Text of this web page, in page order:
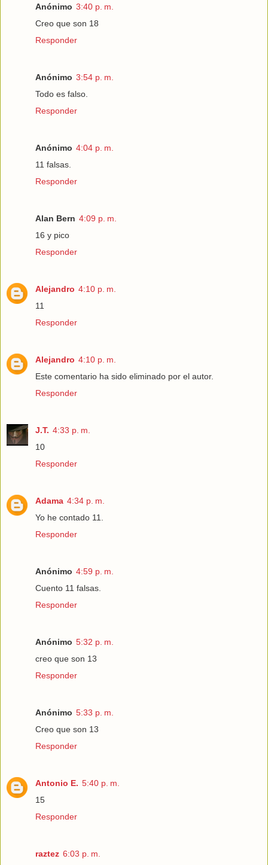
Anónimo 3:40 p. m.
Creo que son 18
Responder
Anónimo 3:54 p. m.
Todo es falso.
Responder
Anónimo 4:04 p. m.
11 falsas.
Responder
Alan Bern 4:09 p. m.
16 y pico
Responder
Alejandro 4:10 p. m.
11
Responder
Alejandro 4:10 p. m.
Este comentario ha sido eliminado por el autor.
Responder
J.T. 4:33 p. m.
10
Responder
Adama 4:34 p. m.
Yo he contado 11.
Responder
Anónimo 4:59 p. m.
Cuento 11 falsas.
Responder
Anónimo 5:32 p. m.
creo que son 13
Responder
Anónimo 5:33 p. m.
Creo que son 13
Responder
Antonio E. 5:40 p. m.
15
Responder
raztez 6:03 p. m.